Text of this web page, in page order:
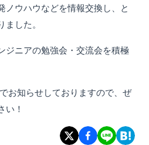
ノウハウなどを情報交換し、と
した。
ジニアの勉強会・交流会を積極
お知らせしておりますので、ぜ
い！